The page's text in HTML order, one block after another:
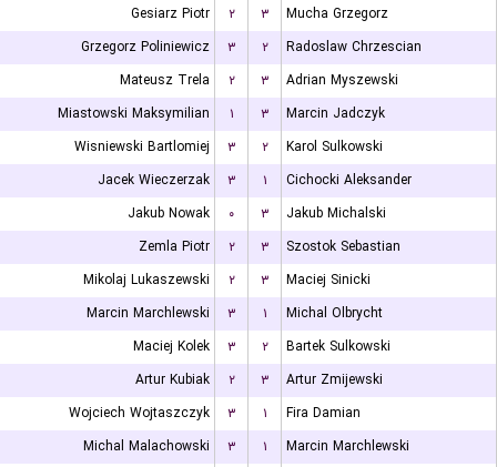
Gesiarz Piotr
۲ ۳
Mucha Grzegorz
Grzegorz Poliniewicz
۳ ۲
Radoslaw Chrzescian
Mateusz Trela
۲ ۳
Adrian Myszewski
Miastowski Maksymilian
۱ ۳
Marcin Jadczyk
Wisniewski Bartlomiej
۳ ۲
Karol Sulkowski
Jacek Wieczerzak
۳ ۱
Cichocki Aleksander
Jakub Nowak
۰ ۳
Jakub Michalski
Zemla Piotr
۲ ۳
Szostok Sebastian
Mikolaj Lukaszewski
۲ ۳
Maciej Sinicki
Marcin Marchlewski
۳ ۱
Michal Olbrycht
Maciej Kolek
۳ ۲
Bartek Sulkowski
Artur Kubiak
۲ ۳
Artur Zmijewski
Wojciech Wojtaszczyk
۳ ۱
Fira Damian
Michal Malachowski
۳ ۱
Marcin Marchlewski